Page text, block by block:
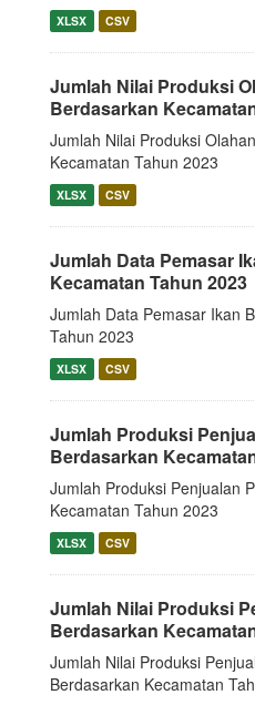
XLSX CSV
Jumlah Nilai Produksi
Berdasarkan
Jumlah Nilai Produksi
Kecamatan Tahun 2023
XLSX CSV
Jumlah Data Pemasar
Kecamatan Tahun 2023
Jumlah Data Pemasar Ikan
Tahun 2023
XLSX CSV
Jumlah Produksi
Berdasarkan
Jumlah Produksi Penjualan
Kecamatan Tahun 2023
XLSX CSV
Jumlah Nilai Produksi
Berdasarkan
Jumlah Nilai Produksi
Berdasarkan Kecamatan